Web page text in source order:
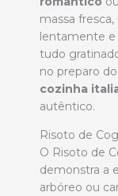
massa
lentamente
tudo
no preparo
cozinha
autêntico.
Risoto de
O Risoto de
demonstra a
arbóreo ou